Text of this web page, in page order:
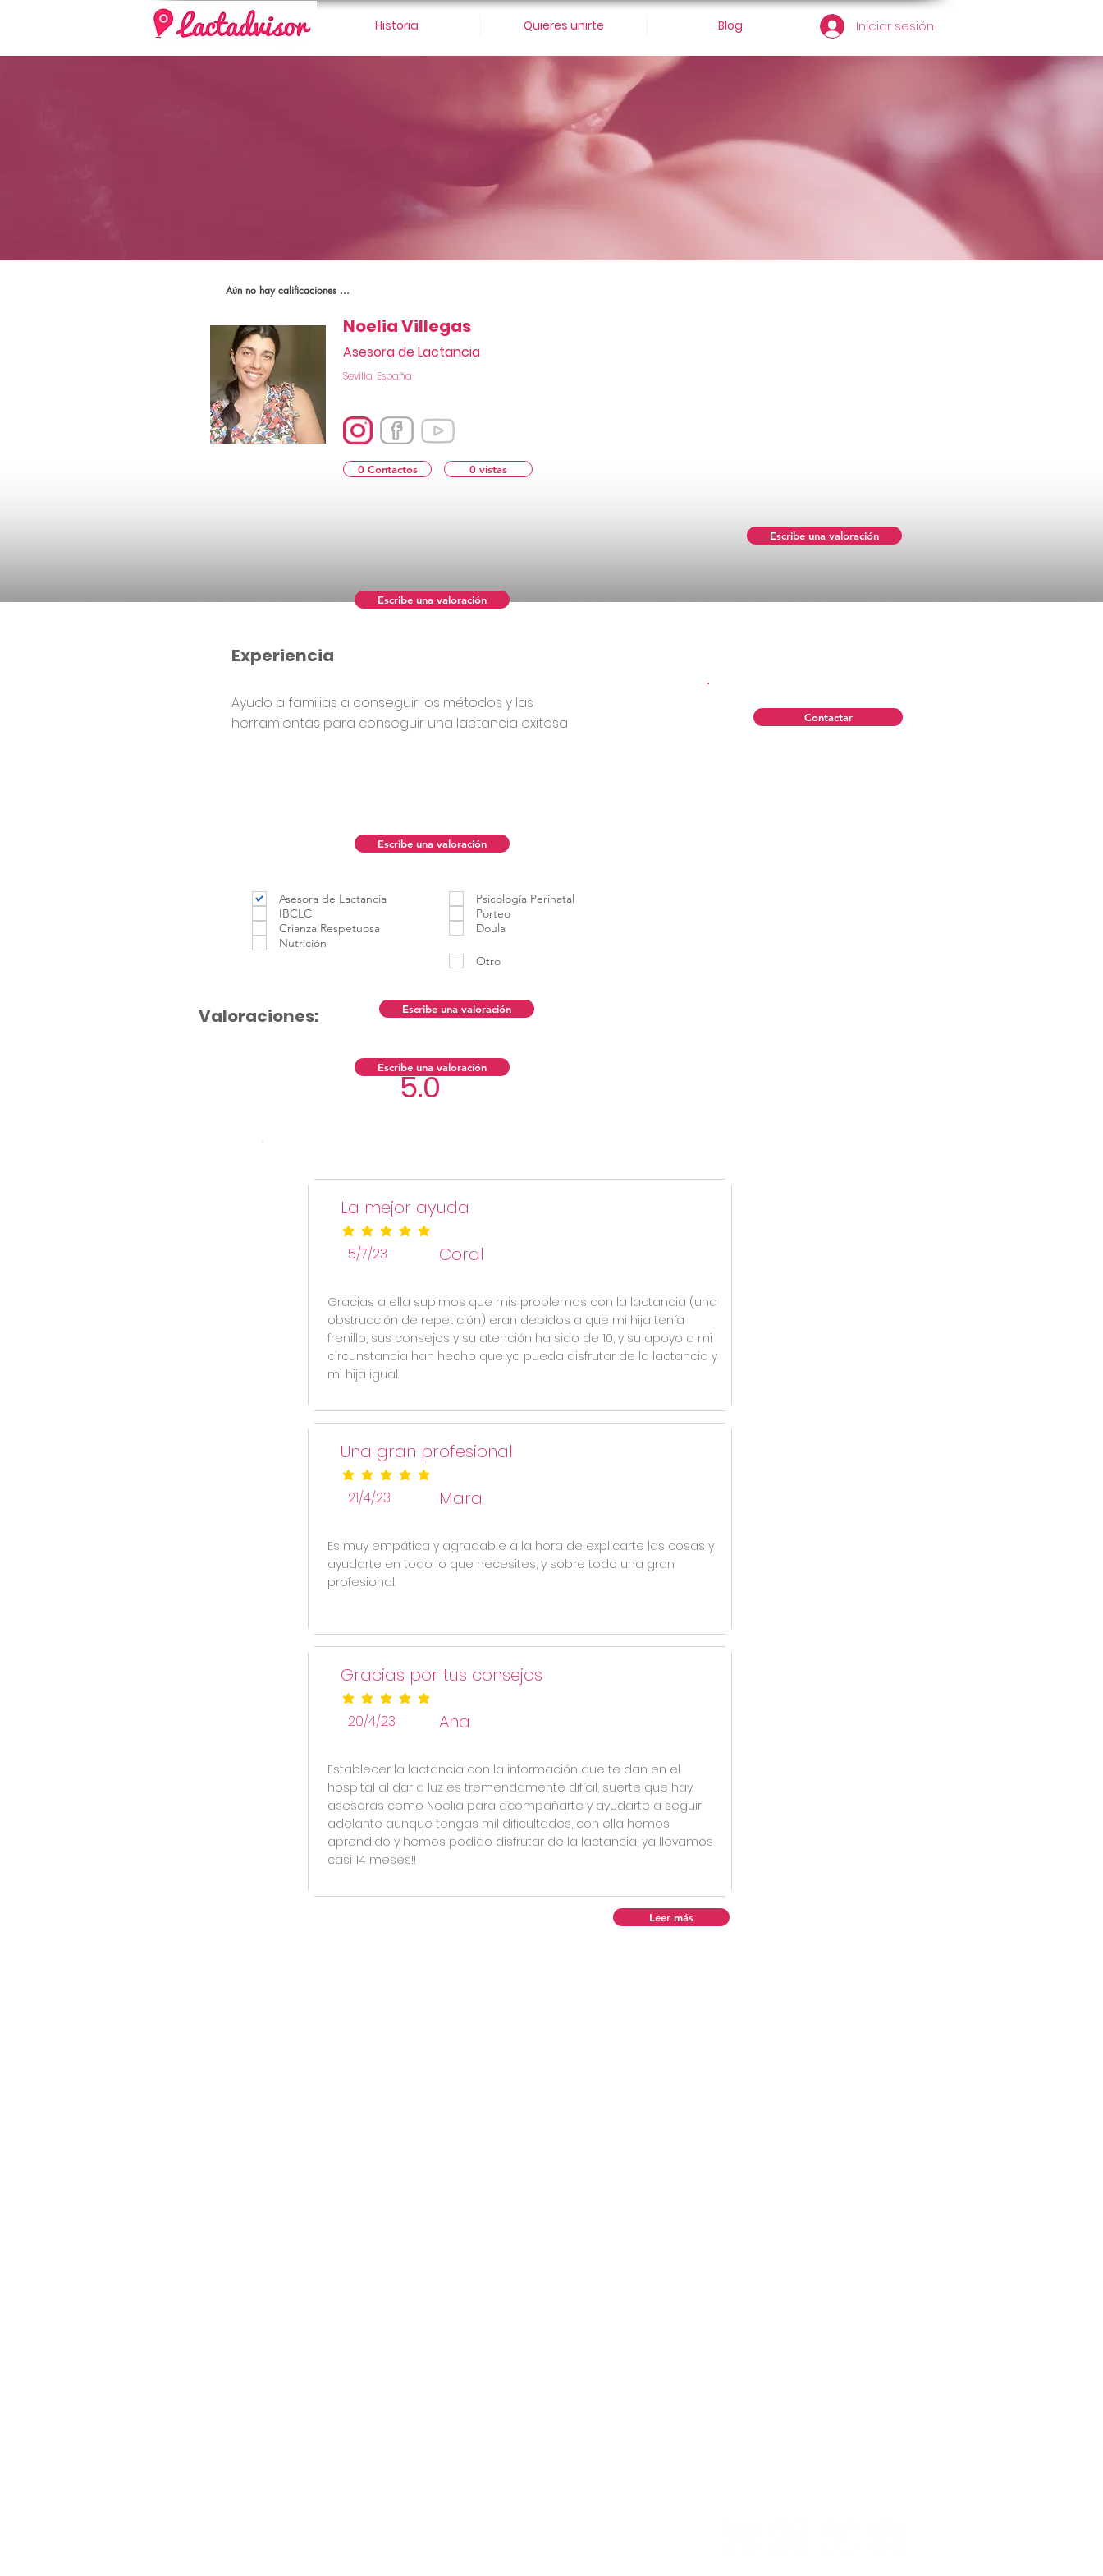
Iniciar sesión
Historia Quieres unirte Blog
Aún no hay calificaciones ...
Noelia Villegas
Asesora de Lactancia
Sevilla, España
0 Contactos 0 vistas
Escribe una valoración
Ayudo a familias a conseguir los métodos y las
herramientas para conseguir una lactancia exitosa
Asesora de Lactancia
IBCLC
Crianza Respetuosa
Nutrición
Psicología Perinatal
Porteo
Doula
Otro
Contactar
Experiencia
Valoraciones: Escribe una valoración
5.0
Escribe una valoración
La mejor ayuda
la calificación promedio es 5 de 5
5/7/23 Coral
Gracias a ella supimos que mis problemas con la lactancia (una
obstrucción de repetición) eran debidos a que mi hija tenía
frenillo, sus consejos y su atención ha sido de 10, y su apoyo a mi
circunstancia han hecho que yo pueda disfrutar de la lactancia y
mi hija igual.
Escribe una valoración
Una gran profesional
la calificación promedio es 5 de 5
21/4/23 Mara
Es muy empática y agradable a la hora de explicarte las cosas y
ayudarte en todo lo que necesites, y sobre todo una gran
profesional.
Escribe una valoración
Gracias por tus consejos
la calificación promedio es 5 de 5
20/4/23 Ana
Establecer la lactancia con la información que te dan en el
hospital al dar a luz es tremendamente difícil, suerte que hay
asesoras como Noelia para acompañarte y ayudarte a seguir
adelante aunque tengas mil dificultades, con ella hemos
aprendido y hemos podido disfrutar de la lactancia, ya llevamos
casi 14 meses!!
Leer más